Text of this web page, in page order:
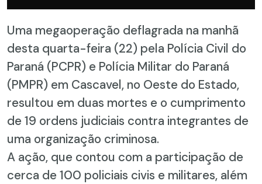
Uma megaoperação deflagrada na manhã
desta quarta-feira (22) pela Polícia Civil do
Paraná (PCPR) e Polícia Militar do Paraná
(PMPR) em Cascavel, no Oeste do Estado,
resultou em duas mortes e o cumprimento
de 19 ordens judiciais contra integrantes de
uma organização criminosa.
A ação, que contou com a participação de
cerca de 100 policiais civis e militares, além